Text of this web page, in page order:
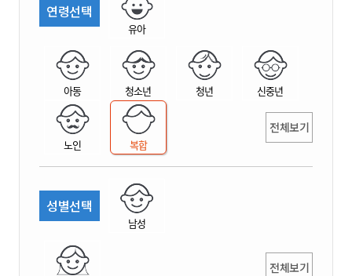
연령선택
유아
아동 청소년 청년 신중년
노인 복합
전체보기
성별선택
남성
전체보기